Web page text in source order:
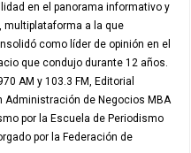
en el panorama informativo y
multiplataforma a la que
como líder de opinión en el
que condujo durante 12 años.
AM y 103.3 FM, Editorial
Administración de Negocios MBA
por la Escuela de Periodismo
por la Federación de